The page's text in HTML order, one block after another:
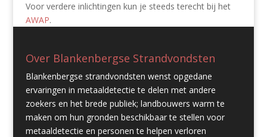
Voor verdere inlichtingen kun je steeds terecht bij het
AWAP.
Over Blankenbergse Strandvondsten
Blankenbergse strandvondsten wenst opgedane
ervaringen in metaaldetectie te delen met andere
zoekers en het brede publiek; landbouwers warm te
maken om hun gronden beschikbaar te stellen voor
metaaldetectie en personen te helpen verloren